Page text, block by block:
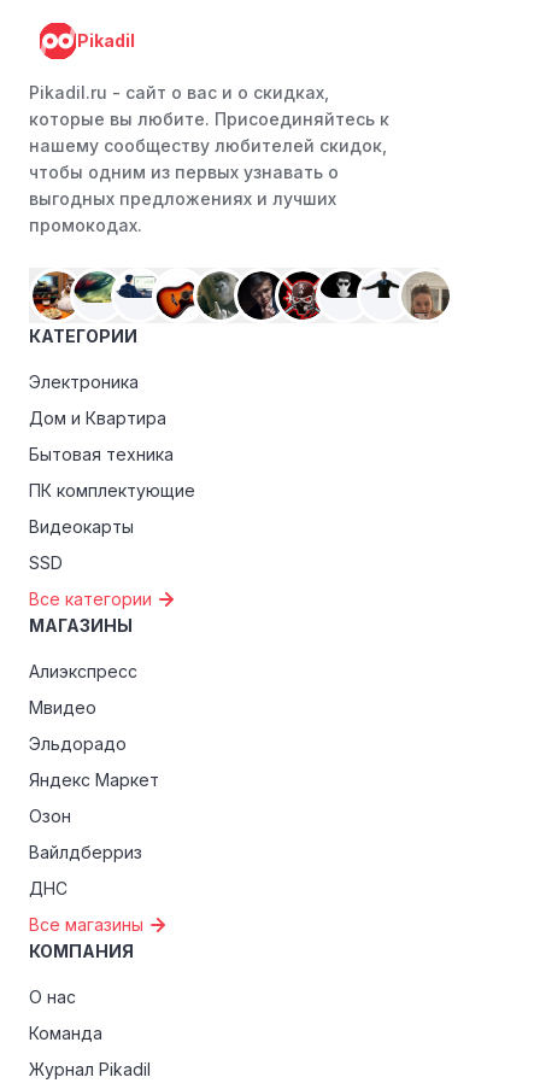
Pikadil
Pikadil.ru - cайт о вас и о скидках,
которые вы любите. Присоединяйтесь к
нашему сообществу любителей скидок,
чтобы одним из первых узнавать о
выгодных предложениях и лучших
промокодах.
КАТЕГОРИИ
Электроника
Дом и Квартира
Бытовая техника
ПК комплектующие
Видеокарты
SSD
Все категории
МАГАЗИНЫ
Алиэкспресс
Мвидео
Эльдорадо
Яндекс Маркет
Озон
Вайлдберриз
ДНС
Все магазины
КОМПАНИЯ
О нас
Команда
Журнал Pikadil